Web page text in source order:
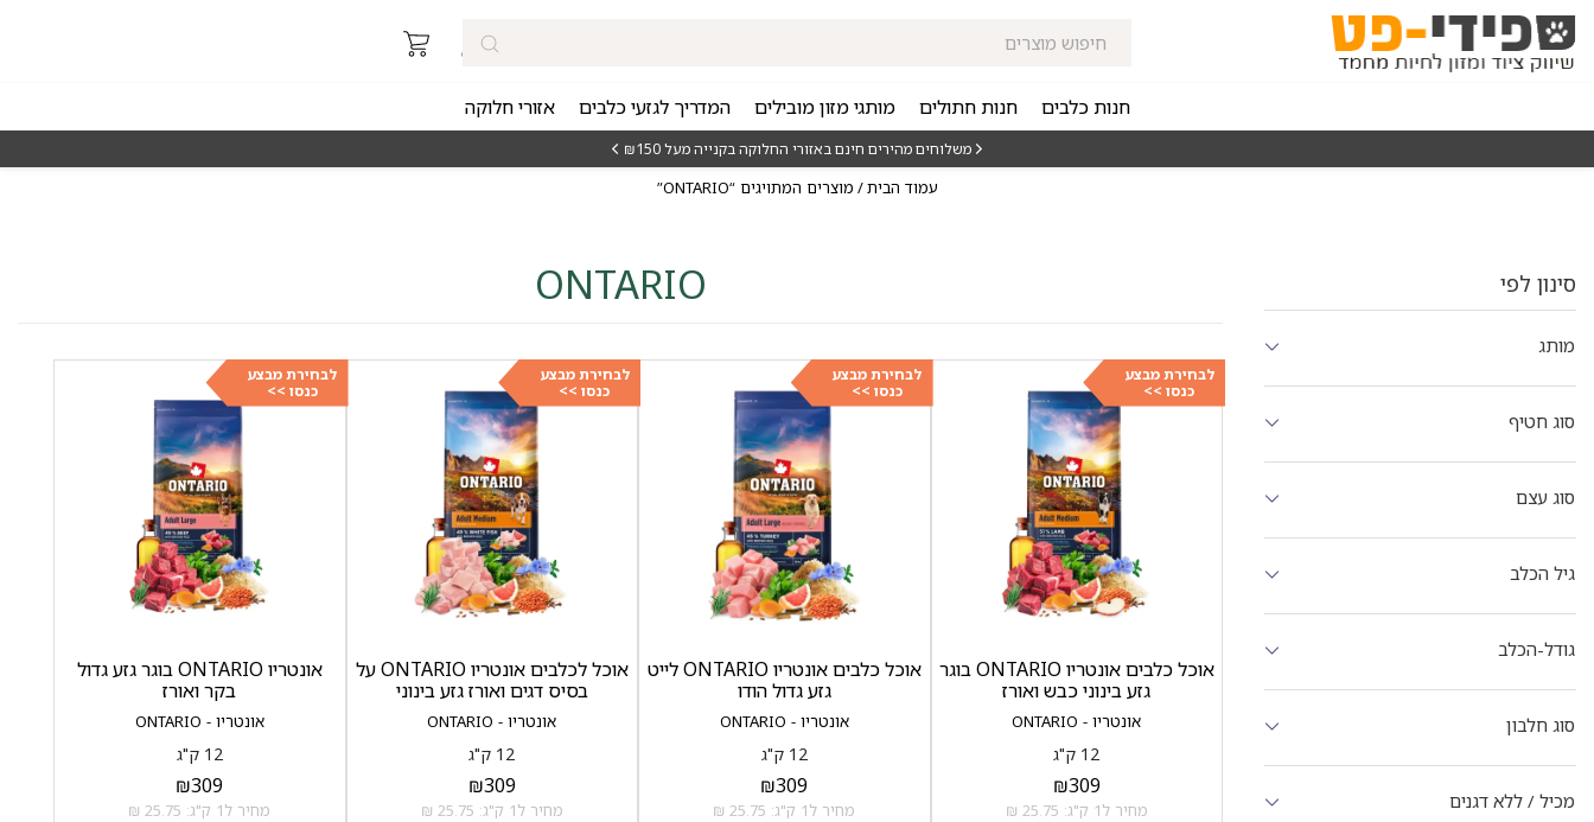
חנות כלבים חנות חתולים מותגי מזון מובילים המדריך לגזעי כלבים אזורי חלוקה
משלוחים מהירים חינם באזורי החלוקה בקנייה מעל ₪150
עמוד הבית/ מוצרים המתויגים “ONTARIO”
סינון לפי
מותג
סוג חטיף
סוג עצם
גיל הכלב
גודל-הכלב
סוג חלבון
מכיל / ללא דגנים
ONTARIO
לבחירת מבצע
כנסו >>
אונטריו - ONTARIO
אוכל כלבים אונטריו ONTARIO בוגר
גזע בינוני כבש ואורז
12 ק"ג
₪309
מחיר ל1 ק"ג: 25.75 ₪
לבחירת מבצע
כנסו >>
אונטריו - ONTARIO
אוכל כלבים אונטריו ONTARIO לייט
גזע גדול הודו
12 ק"ג
₪309
מחיר ל1 ק"ג: 25.75 ₪
לבחירת מבצע
כנסו >>
אונטריו - ONTARIO
אוכל לכלבים אונטריו ONTARIO על
בסיס דגים ואורז גזע בינוני
12 ק"ג
₪309
מחיר ל1 ק"ג: 25.75 ₪
לבחירת מבצע
כנסו >>
אונטריו - ONTARIO
אונטריו ONTARIO בוגר גזע גדול
בקר ואורז
12 ק"ג
₪309
מחיר ל1 ק"ג: 25.75 ₪